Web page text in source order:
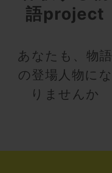
語project
あなたも、物語
の登場人物にな
りませんか